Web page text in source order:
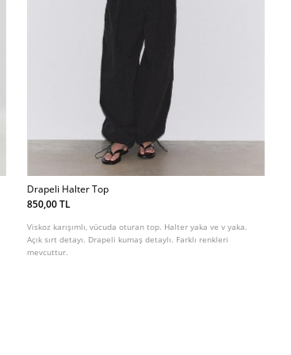
Drapeli Halter Top
850,00 TL
Viskoz karışımlı, vücuda oturan top. Halter yaka ve v yaka.
Açık sırt detayı. Drapeli kumaş detaylı. Farklı renkleri
mevcuttur.